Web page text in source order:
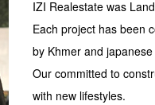
IZI Realestate was
Each project has been
by Khmer and
Our committed to
with new lifestyles.